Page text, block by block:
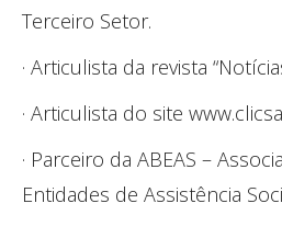
Terceiro Setor.
· Articulista da revista
· Articulista do site
· Parceiro da ABEAS –
Entidades de Assistência